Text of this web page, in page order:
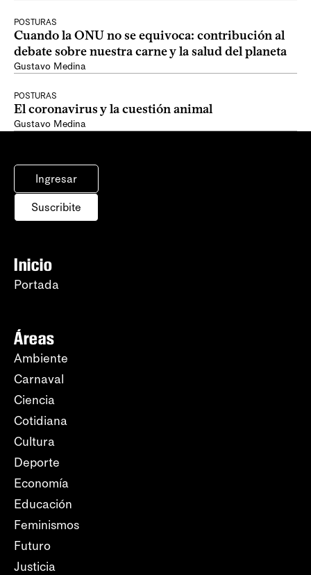
POSTURAS
Cuando la ONU no se equivoca: contribución al
debate sobre nuestra carne y la salud del planeta
Gustavo Medina
POSTURAS
El coronavirus y la cuestión animal
Gustavo Medina
Ingresar
Suscribite
Inicio
Portada
Áreas
Ambiente
Carnaval
Ciencia
Cotidiana
Cultura
Deporte
Economía
Educación
Feminismos
Futuro
Justicia